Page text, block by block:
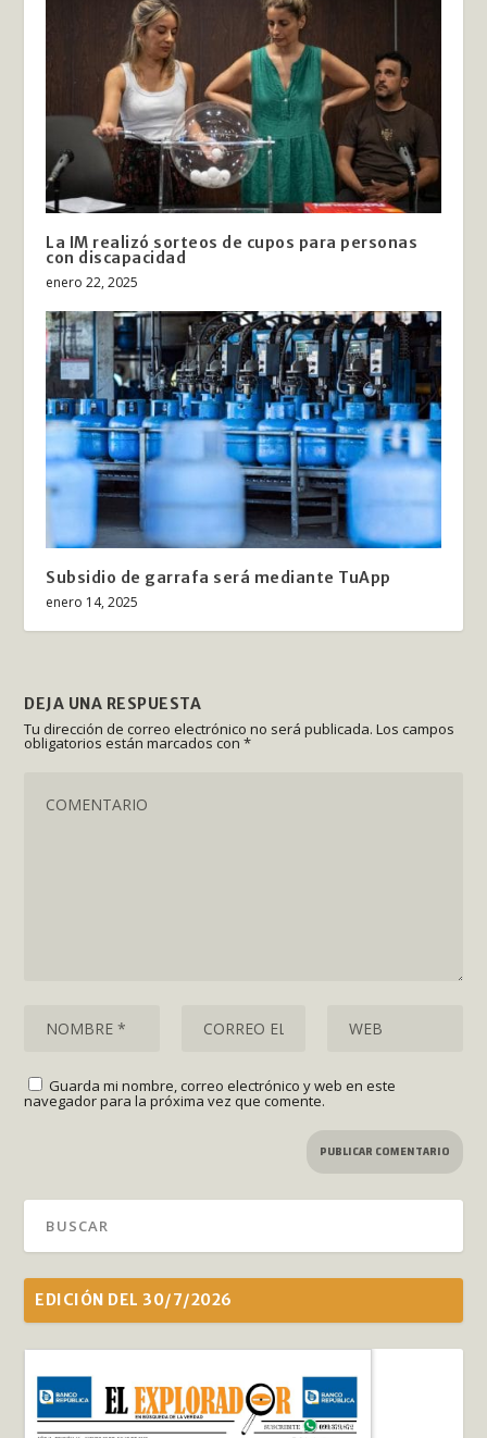
La IM realizó sorteos de cupos para personas
con discapacidad
enero 22, 2025
Subsidio de garrafa será mediante TuApp
enero 14, 2025
DEJA UNA RESPUESTA
Tu dirección de correo electrónico no será publicada. Los campos
obligatorios están marcados con*
Guarda mi nombre, correo electrónico y web en este
navegador para la próxima vez que comente.
EDICIÓN DEL 30/7/2026